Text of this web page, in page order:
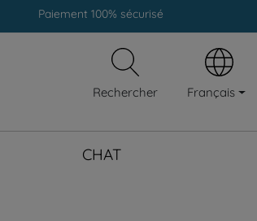
Livraison gratuite en clinique vétérinaire
Rechercher Français
CHAT